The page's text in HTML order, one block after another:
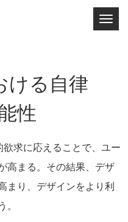
T
i
g
a
ける自律
性
求に応えることで、ユー
高まる。その結果、デザ
まり、デザインをより利